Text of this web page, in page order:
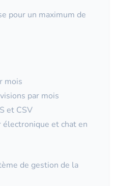
pour un maximum de
mois
par mois
et CSV
et chat en
de gestion de la